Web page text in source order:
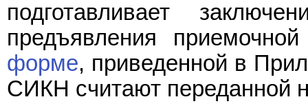
подготавливает
предъявления
форме, приведенной в
СИКН считают переданной